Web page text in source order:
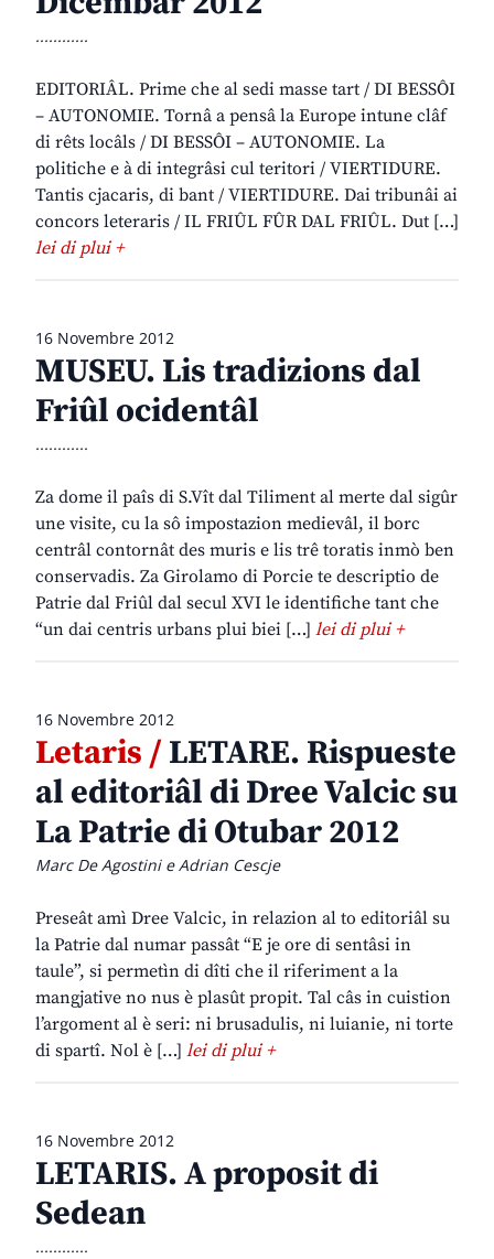
............
EDITORIÂL. Prime che al sedi masse tart / DI BESSÔI
– AUTONOMIE. Tornâ a pensâ la Europe intune clâf
di rêts locâls / DI BESSÔI – AUTONOMIE. La
politiche e à di integrâsi cul teritori / VIERTIDURE.
Tantis cjacaris, di bant / VIERTIDURE. Dai tribunâi ai
concors leteraris / IL FRIÛL FÛR DAL FRIÛL. Dut […]
lei di plui +
16 Novembre 2012
MUSEU. Lis tradizions dal
Friûl ocidentâl
............
Za dome il paîs di S.Vît dal Tiliment al merte dal sigûr
une visite, cu la sô impostazion medievâl, il borc
centrâl contornât des muris e lis trê toratis inmò ben
conservadis. Za Girolamo di Porcie te descriptio de
Patrie dal Friûl dal secul XVI le identifiche tant che
“un dai centris urbans plui biei […] lei di plui +
16 Novembre 2012
Letaris /LETARE. Rispueste
al editoriâl di Dree Valcic su
La Patrie di Otubar 2012
Marc De Agostini e Adrian Cescje
Preseât amì Dree Valcic, in relazion al to editoriâl su
la Patrie dal numar passât “E je ore di sentâsi in
taule”, si permetìn di dîti che il riferiment a la
mangjative no nus è plasût propit. Tal câs in cuistion
l’argoment al è seri: ni brusadulis, ni luianie, ni torte
di spartî. Nol è […] lei di plui +
16 Novembre 2012
LETARIS. A proposit di
Sedean
............